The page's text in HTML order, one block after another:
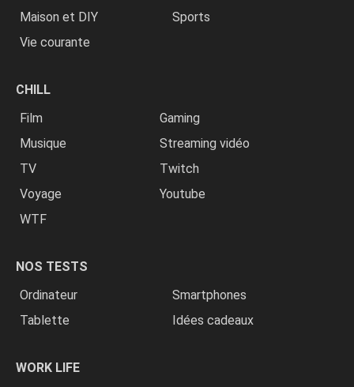
Maison et DIY
Sports
Vie courante
CHILL
Film
Gaming
Musique
Streaming vidéo
TV
Twitch
Voyage
Youtube
WTF
NOS TESTS
Ordinateur
Smartphones
Tablette
Idées cadeaux
WORK LIFE